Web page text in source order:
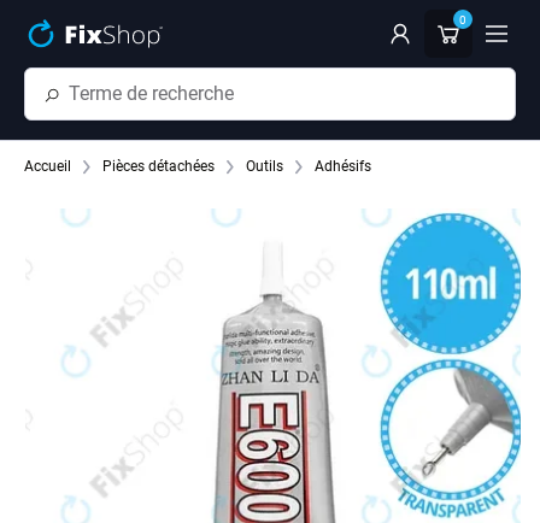
0
Accueil Pièces détachées Outils Adhésifs